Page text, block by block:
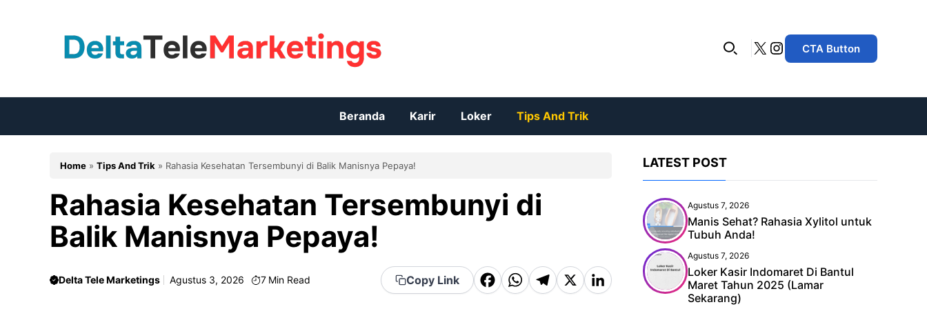
X Instagram
CTA Button
Beranda Karir Loker Tips And Trik
Home » Tips And Trik » Rahasia Kesehatan Tersembunyi di Balik Manisnya Pepaya!
Rahasia Kesehatan Tersembunyi di
Balik Manisnya Pepaya!
Delta Tele Marketings Agustus 3, 2026 7 Min Read Copy Link
F
a
W
h
T
el
X
Li
n
LATEST POST
Agustus 7, 2026
Manis Sehat? Rahasia Xylitol untuk
Tubuh Anda!
Agustus 7, 2026
Loker Kasir Indomaret Di Bantul
Maret Tahun 2025 (Lamar
Sekarang)